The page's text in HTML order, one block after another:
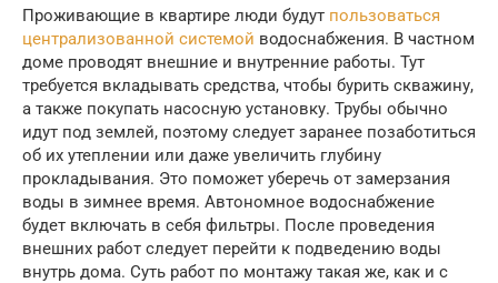
Проживающие в квартире люди будут пользоваться
централизованной системой водоснабжения. В частном
доме проводят внешние и внутренние работы. Тут
требуется вкладывать средства, чтобы бурить скважину,
а также покупать насосную установку. Трубы обычно
идут под землей, поэтому следует заранее позаботиться
об их утеплении или даже увеличить глубину
прокладывания. Это поможет уберечь от замерзания
воды в зимнее время. Автономное водоснабжение
будет включать в себя фильтры. После проведения
внешних работ следует перейти к подведению воды
внутрь дома. Суть работ по монтажу такая же, как и с